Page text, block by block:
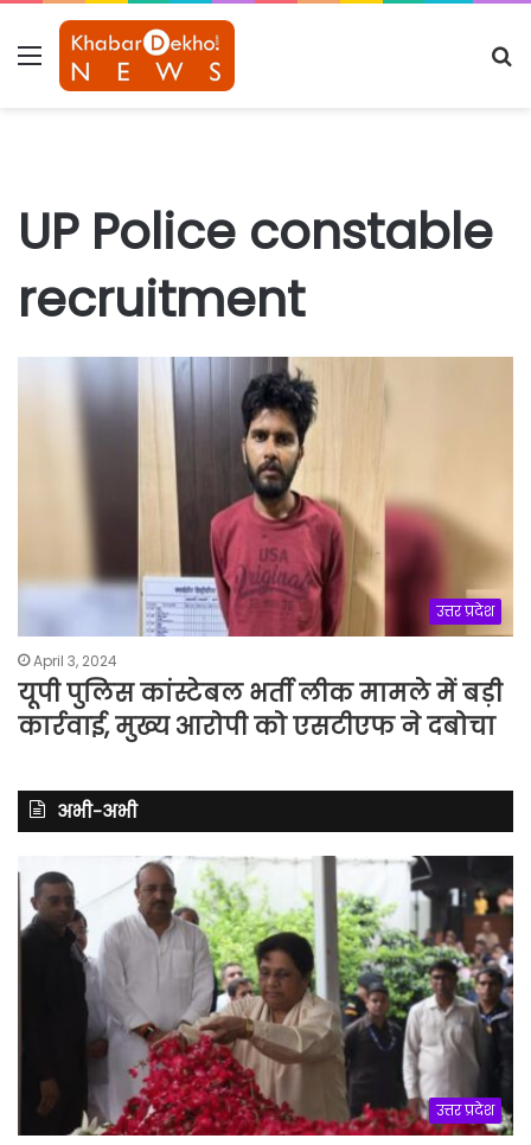
Menu
UP Police constable
recruitment
उत्तर प्रदेश
April 3, 2024
यूपी पुलिस कांस्टेबल भर्ती लीक मामले में बड़ी
कार्रवाई, मुख्य आरोपी को एसटीएफ ने दबोचा
अभी-अभी
उत्तर प्रदेश